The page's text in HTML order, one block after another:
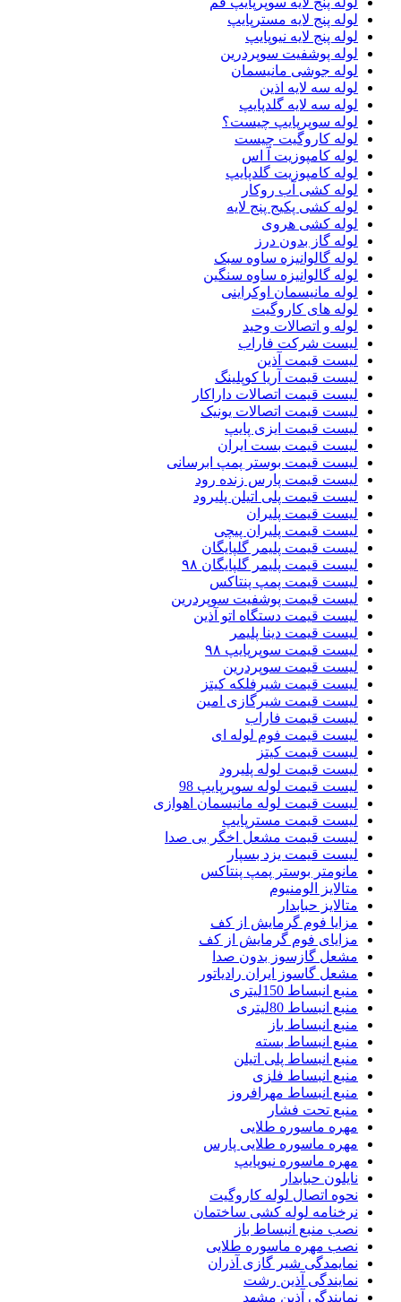
لوله پنج لایه مسترپایپ
لوله پنج لایه نیوپایپ
لوله پوشفیت سوپردرین
لوله جوشی مانیسمان
لوله سه لایه اذین
لوله سه لایه گلدپایپ
لوله سوپرپایپ چیست؟
لوله کاروگیت چیست
لوله کامپوزیت آ اس
لوله کامپوزیت گلدپایپ
لوله کشی آب روکار
لوله کشی پکیج پنج لایه
لوله کشی هروی
لوله گاز بدون درز
لوله گالوانیزه ساوه سبک
لوله گالوانیزه ساوه سنگین
لوله مانیسمان اوکراینی
لوله های کاروگیت
لوله و اتصالات وحید
لیست شرکت فاراب
لیست قیمت آذین
لیست قیمت آریا کوپلینگ
لیست قیمت اتصالات داراکار
لیست قیمت اتصالات یونیک
لیست قیمت ایزی پایپ
لیست قیمت بست ایران
لیست قیمت بوستر پمپ ابرسانی
لیست قیمت پارس زنده رود
لیست قیمت پلی اتیلن پلیرود
لیست قیمت پلیران
لیست قیمت پلیران پیچی
لیست قیمت پلیمر گلپایگان
لیست قیمت پلیمر گلپایگان ۹۸
لیست قیمت پمپ پنتاکس
لیست قیمت پوشفیت سوپردرین
لیست قیمت دستگاه اتو آذین
لیست قیمت دینا پلیمر
لیست قیمت سوپرپایپ ۹۸
لیست قیمت سوپردرین
لیست قیمت شیرفلکه کیتز
لیست قیمت شیرگازی امین
لیست قیمت فاراب
لیست قیمت فوم لوله ای
لیست قیمت کیتز
لیست قیمت لوله پلیرود
لیست قیمت لوله سوپرپایپ 98
لیست قیمت لوله مانیسمان اهوازی
لیست قیمت مسترپایپ
لیست قیمت مشعل اخگر بی صدا
لیست قیمت یزد بسپار
مانومتر بوستر پمپ پنتاکس
متالایز الومنیوم
متالایز حبابدار
مزایا فوم گرمایش از کف
مزایای فوم گرمایش از کف
مشعل گازسوز بدون صدا
مشعل گاسوز ایران رادیاتور
منبع انبساط 150لیتری
منبع انبساط 80لیتری
منبع انبساط باز
منبع انبساط بسته
منبع انبساط پلی اتیلن
منبع انبساط فلزی
منبع انبساط مهرافروز
منبع تحت فشار
مهره ماسوره طلایی
مهره ماسوره طلایی پارس
مهره ماسوره نیوپایپ
نایلون حبابدار
نحوه اتصال لوله کاروگیت
نرخنامه لوله کشی ساختمان
نصب منبع انبساط باز
نصب مهره ماسوره طلایی
نمایمدگی شیر گازی آذران
نمایندگی آذین رشت
نمایندگی آذین مشهد